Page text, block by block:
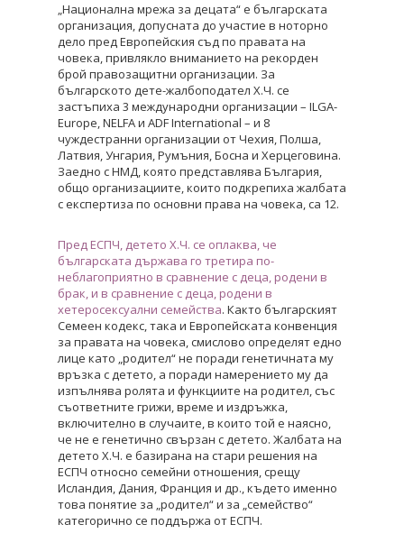
„Национална мрежа за децата“ е българската
организация, допусната до участие в ноторно
дело пред Европейския съд по правата на
човека, привлякло вниманието на рекорден
брой правозащитни организации. За
българското дете-жалбоподател Х.Ч. се
застъпиха 3 международни организации – ILGA-
Europe, NELFA и ADF International – и 8
чуждестранни организации от Чехия, Полша,
Латвия, Унгария, Румъния, Босна и Херцеговина.
Заедно с НМД, която представлява България,
общо организациите, които подкрепиха жалбата
с експертиза по основни права на човека, са 12.
Пред ЕСПЧ, детето Х.Ч. се оплаква, че
българската държава го третира по-
неблагоприятно в сравнение с деца, родени в
брак, и в сравнение с деца, родени в
хетеросексуални семейства. Както българският
Семеен кодекс, така и Европейската конвенция
за правата на човека, смислово определят едно
лице като „родител“ не поради генетичната му
връзка с детето, а поради намерението му да
изпълнява ролята и функциите на родител, със
съответните грижи, време и издръжка,
включително в случаите, в които той е наясно,
че не е генетично свързан с детето. Жалбата на
детето Х.Ч. е базирана на стари решения на
ЕСПЧ относно семейни отношения, срещу
Исландия, Дания, Франция и др., където именно
това понятие за „родител“ и за „семейство“
категорично се поддържа от ЕСПЧ.